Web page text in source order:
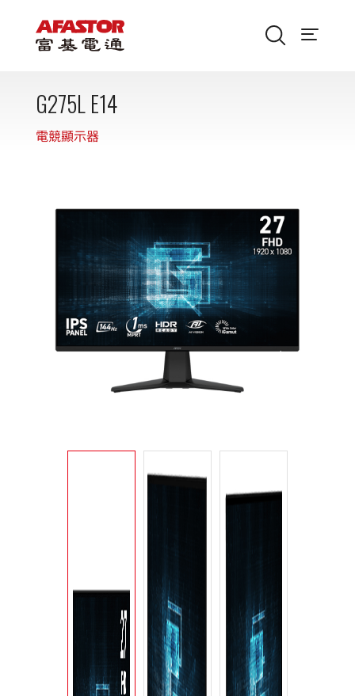
G275L E14
電競顯示器